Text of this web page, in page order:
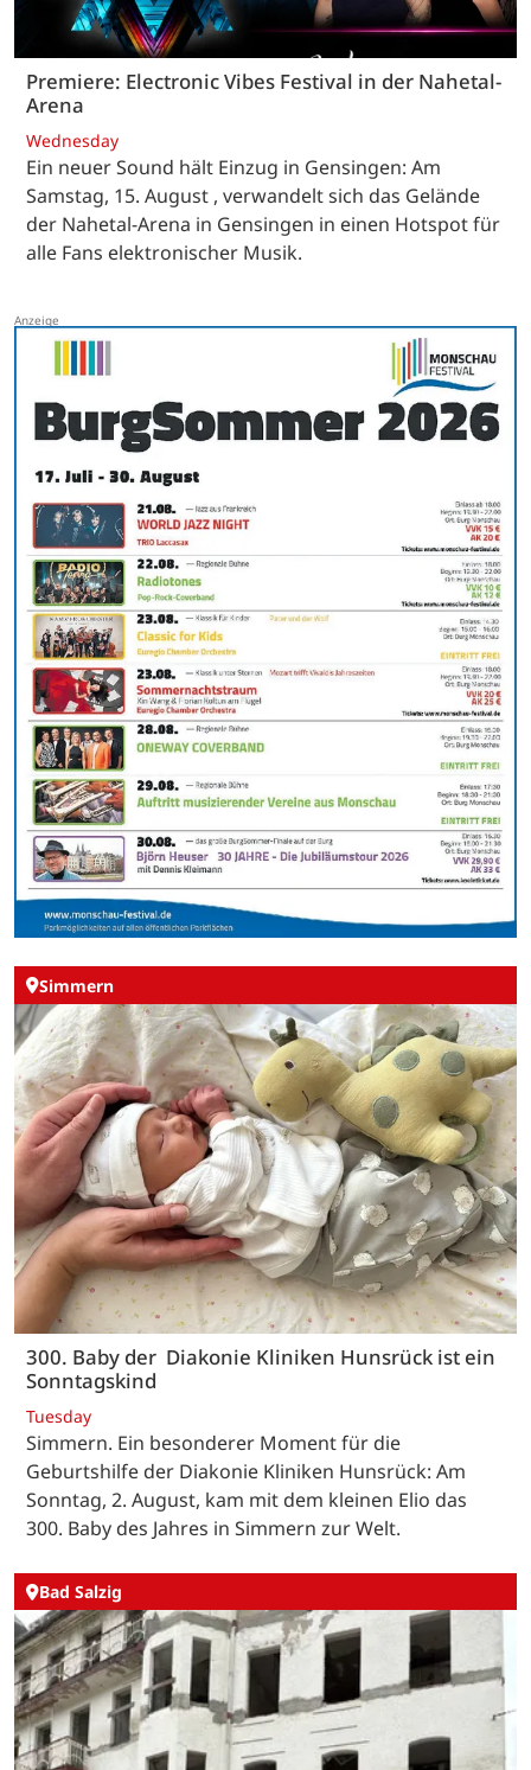
Premiere: Electronic Vibes Festival in der Nahetal-
Arena
Wednesday
Ein neuer Sound hält Einzug in Gensingen: Am
Samstag, 15. August , verwandelt sich das Gelände
der Nahetal-Arena in Gensingen in einen Hotspot für
alle Fans elektronischer Musik.
Simmern
300. Baby der Diakonie Kliniken Hunsrück ist ein
Sonntagskind
Tuesday
Simmern. Ein besonderer Moment für die
Geburtshilfe der Diakonie Kliniken Hunsrück: Am
Sonntag, 2. August, kam mit dem kleinen Elio das
300. Baby des Jahres in Simmern zur Welt.
Bad Salzig